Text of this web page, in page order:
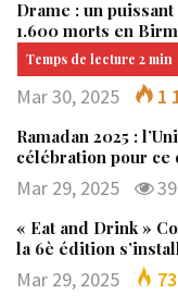
Drame : un
1.600 morts en
Mar 30, 2025 1
Ramadan 2025 :
célébration pour ce
Mar 29, 2025
« Eat and Drink »
la 6è édition
Mar 29, 2025